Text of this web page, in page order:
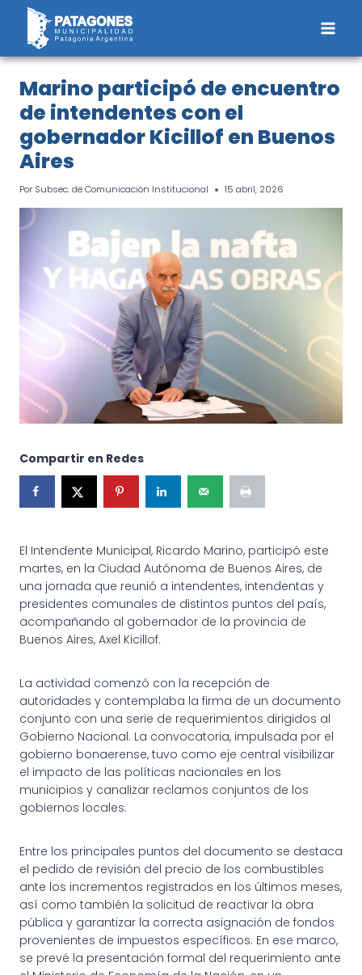
Saltar
contenido
Marino participó de encuentro
de intendentes con el
gobernador Kicillof en Buenos
Aires
Por Subsec. de Comunicación Institucional 15 abril, 2026
Compartir en Redes
El Intendente Municipal, Ricardo Marino, participó este
martes, en la Ciudad Autónoma de Buenos Aires, de
una jornada que reunió a intendentes, intendentas y
presidentes comunales de distintos puntos del país,
acompañando al gobernador de la provincia de
Buenos Aires, Axel Kicillof.
La actividad comenzó con la recepción de
autoridades y contemplaba la firma de un documento
conjunto con una serie de requerimientos dirigidos al
Gobierno Nacional. La convocatoria, impulsada por el
gobierno bonaerense, tuvo como eje central visibilizar
el impacto de las políticas nacionales en los
municipios y canalizar reclamos conjuntos de los
gobiernos locales.
Entre los principales puntos del documento se destaca
el pedido de revisión del precio de los combustibles
ante los incrementos registrados en los últimos meses,
así como también la solicitud de reactivar la obra
pública y garantizar la correcta asignación de fondos
provenientes de impuestos específicos. En ese marco,
se prevé la presentación formal del requerimiento ante